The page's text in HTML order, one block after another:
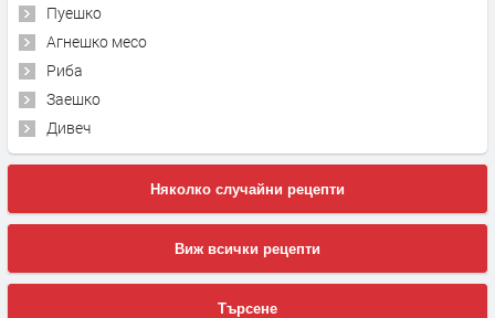
Пуешко
Агнешко месо
Риба
Заешко
Дивеч
Няколко случайни рецепти
Виж всички рецепти
Търсене